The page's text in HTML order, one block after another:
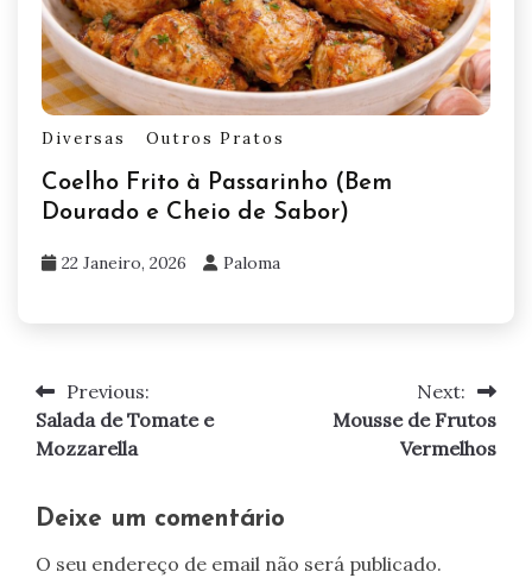
Diversas Outros Pratos
Coelho Frito à Passarinho (Bem
Dourado e Cheio de Sabor)
22 Janeiro, 2026 Paloma
Navegação
de
Previous:
Salada de Tomate e
Mozzarella
Next:
Mousse de Frutos
Vermelhos
Deixe um comentário
O seu endereço de email não será publicado.